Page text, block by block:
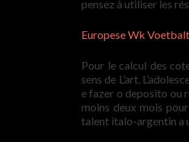
pensez à utiliser les
Europese Wk
Pour le calcul des
sens de L’art.
e fazer o deposito ou
moins deux mois
talent italo-argentin a